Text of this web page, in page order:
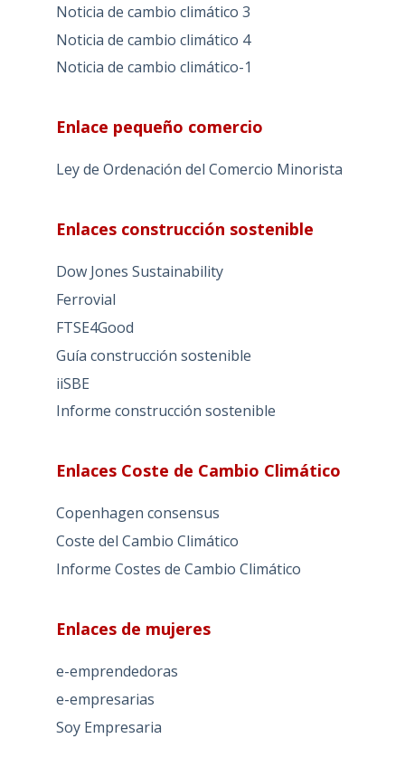
Noticia de cambio climático 3
Noticia de cambio climático 4
Noticia de cambio climático-1
Enlace pequeño comercio
Ley de Ordenación del Comercio Minorista
Enlaces construcción sostenible
Dow Jones Sustainability
Ferrovial
FTSE4Good
Guía construcción sostenible
iiSBE
Informe construcción sostenible
Enlaces Coste de Cambio Climático
Copenhagen consensus
Coste del Cambio Climático
Informe Costes de Cambio Climático
Enlaces de mujeres
e-emprendedoras
e-empresarias
Soy Empresaria